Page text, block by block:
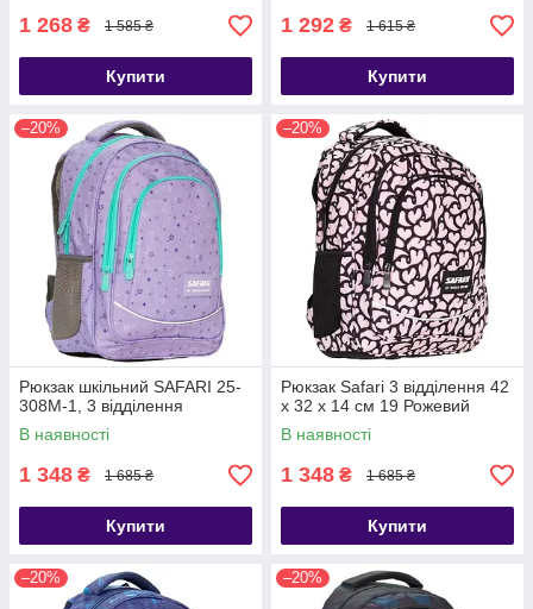
1 268 ₴ 1 585 ₴
Купити
1 292 ₴ 1 615 ₴
Купити
–20%
Рюкзак шкільний SAFARI 25-
308M-1, 3 відділення
В наявності
1 348 ₴ 1 685 ₴
Купити
–20%
Рюкзак Safari 3 відділення 42
x 32 x 14 см 19 Рожевий
В наявності
1 348 ₴ 1 685 ₴
Купити
–20% –20%